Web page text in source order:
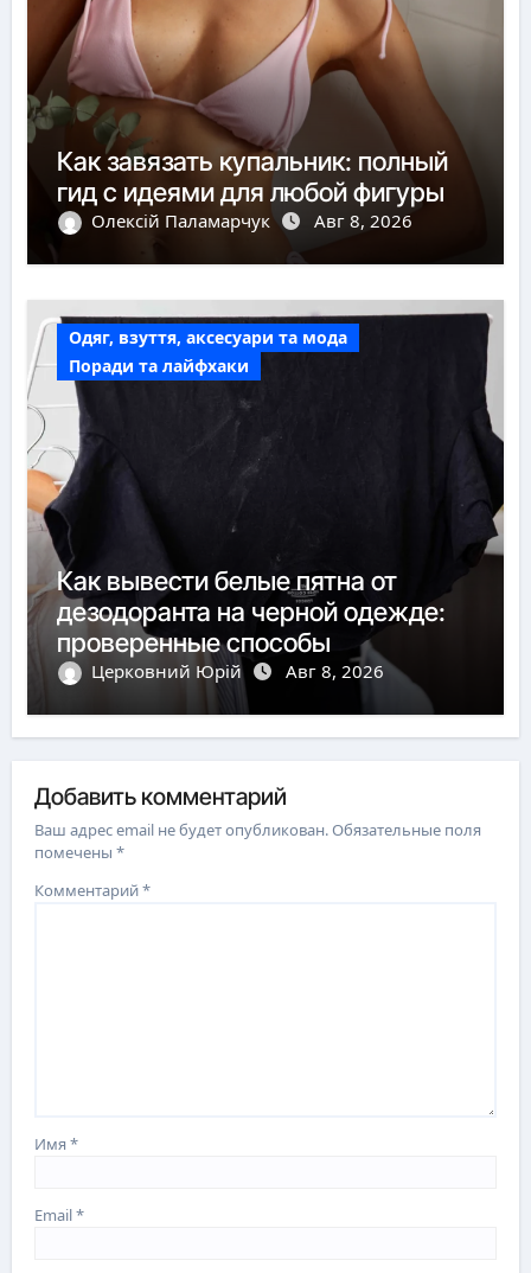
Как завязать купальник: полный
гид с идеями для любой фигуры
Олексій Паламарчук Авг 8, 2026
Одяг, взуття, аксесуари та мода
Поради та лайфхаки
Как вывести белые пятна от
дезодоранта на черной одежде:
проверенные способы
Церковний Юрій Авг 8, 2026
Добавить комментарий
Ваш адрес email не будет опубликован.Обязательные поля
помечены*
Комментарий*
Имя*
Email*